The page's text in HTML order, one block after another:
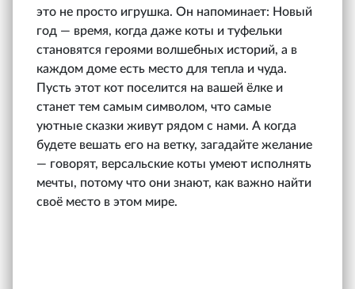
это не просто игрушка. Он напоминает: Новый
год — время, когда даже коты и туфельки
становятся героями волшебных историй, а в
каждом доме есть место для тепла и чуда.
Пусть этот кот поселится на вашей ёлке и
станет тем самым символом, что самые
уютные сказки живут рядом с нами. А когда
будете вешать его на ветку, загадайте желание
— говорят, версальские коты умеют исполнять
мечты, потому что они знают, как важно найти
своё место в этом мире.